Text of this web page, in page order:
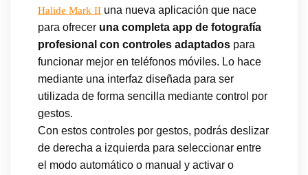
Halide Mark II una nueva aplicación que nace
para ofrecer una completa app de fotografía
profesional con controles adaptados para
funcionar mejor en teléfonos móviles. Lo hace
mediante una interfaz diseñada para ser
utilizada de forma sencilla mediante control por
gestos.
Con estos controles por gestos, podrás deslizar
de derecha a izquierda para seleccionar entre
el modo automático o manual y activar o